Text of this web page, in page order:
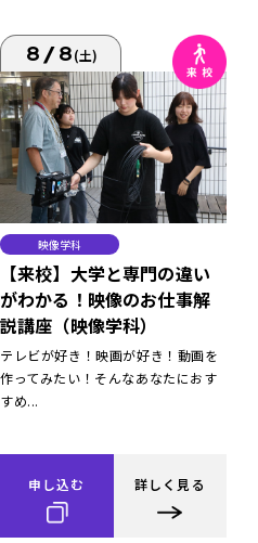
8/8(土)
映像学科
【来校】大学と専門の違い
がわかる！映像のお仕事解
説講座（映像学科）
テレビが好き！映画が好き！動画を
作ってみたい！そんなあなたにおす
すめ...
申し込む 詳しく見る